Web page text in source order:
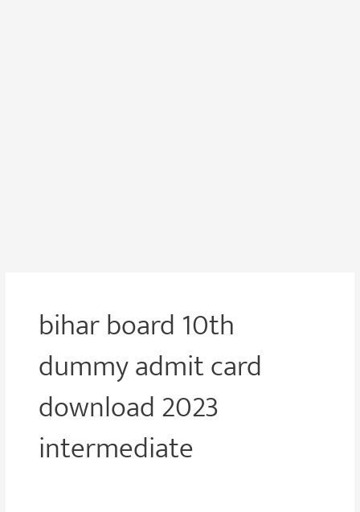
bihar board 10th
dummy admit card
download 2023
intermediate